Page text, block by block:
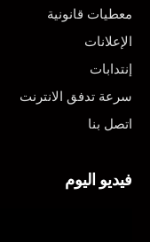
معطيات قانونية
الإعلانات
إنتدابات
سرعة تدفق الانترنت
اتصل بنا
فيديو اليوم